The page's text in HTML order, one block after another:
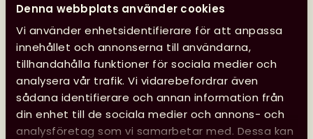
Denna webbplats använder cookies
Vi använder enhetsidentifierare för att anpassa
innehållet och annonserna till användarna,
tillhandahålla funktioner för sociala medier och
analysera vår trafik. Vi vidarebefordrar även
sådana identifierare och annan information från
din enhet till de sociala medier och annons- och
analysföretag som vi samarbetar med. Dessa kan
Se Svensk biblioteksförenings
programpunkter i Almedalen
Svensk biblioteksförening anordnade tre
programpunkter under Almedalen med fokus på
biblioteksfrågor, bildning och kultur. Samtalen spelades
in och finns tillgängliga att se.